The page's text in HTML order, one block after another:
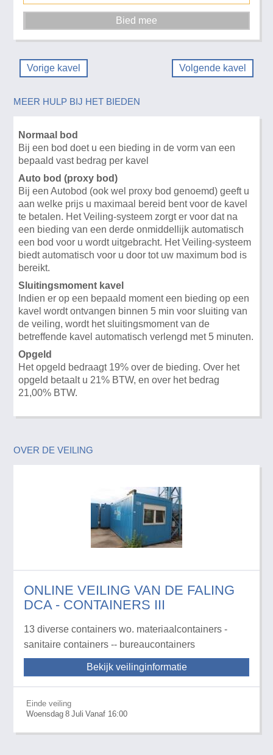
Vorige kavel Volgende kavel
MEER HULP BIJ HET BIEDEN
Normaal bod
Bij een bod doet u een bieding in de vorm van een
bepaald vast bedrag per kavel
Auto bod (proxy bod)
Bij een Autobod (ook wel proxy bod genoemd) geeft u
aan welke prijs u maximaal bereid bent voor de kavel
te betalen. Het Veiling-systeem zorgt er voor dat na
een bieding van een derde onmiddellijk automatisch
een bod voor u wordt uitgebracht. Het Veiling-systeem
biedt automatisch voor u door tot uw maximum bod is
bereikt.
Sluitingsmoment kavel
Indien er op een bepaald moment een bieding op een
kavel wordt ontvangen binnen 5 min voor sluiting van
de veiling, wordt het sluitingsmoment van de
betreffende kavel automatisch verlengd met 5 minuten.
Opgeld
Het opgeld bedraagt 19% over de bieding. Over het
opgeld betaalt u 21% BTW, en over het bedrag
21,00% BTW.
OVER DE VEILING
ONLINE VEILING VAN DE FALING
DCA - CONTAINERS III
13 diverse containers wo. materiaalcontainers -
sanitaire containers -- bureaucontainers
Bekijk veilinginformatie
Einde veiling
Woensdag 8 Juli Vanaf 16:00